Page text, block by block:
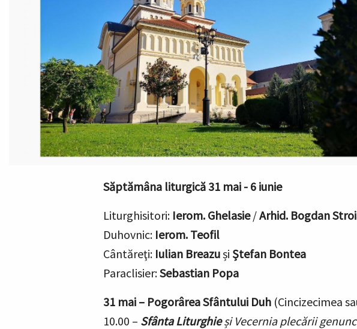
Săptămâna liturgică 31 mai - 6 iunie
Liturghisitori: Ierom. Ghelasie /Arhid. Bogdan
Duhovnic: Ierom. Teofil
Cântăreţi: Iulian Breazuși Ștefan Bontea
Paraclisier:Sebastian Popa
31 mai – Pogorârea Sfântului Duh (Cincizecimea
10.00 – Sfânta Liturghie și Vecernia plecării